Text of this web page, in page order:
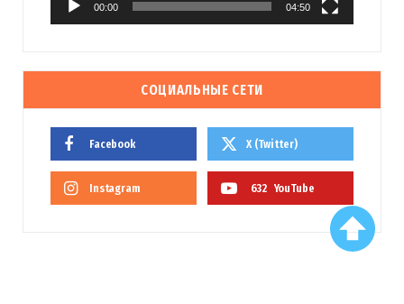
00:00 04:50
СОЦИАЛЬНЫЕ СЕТИ
Facebook X (Twitter)
Instagram 632 YouTube